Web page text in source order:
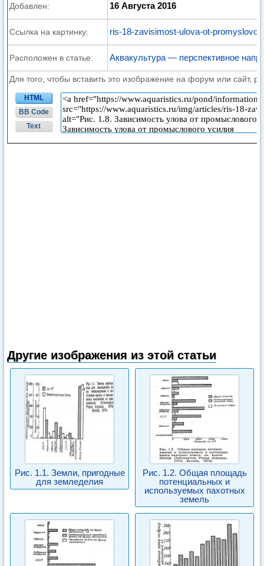
Добавлен: 16 Августа 2016
Ссылка на картинку: ris-18-zavisimost-ulova-ot-
Расположен в статье: Аквакультура — перспективное
Для того, чтобы вставить это изображение на форум или сайт,
HTML
BB Code
Text
Другие изображения из этой статьи
Рис. 1.1. Земли, пригодные
для земледелия
Рис. 1.2. Общая площадь
потенциальных и
используемых пахотных
земель